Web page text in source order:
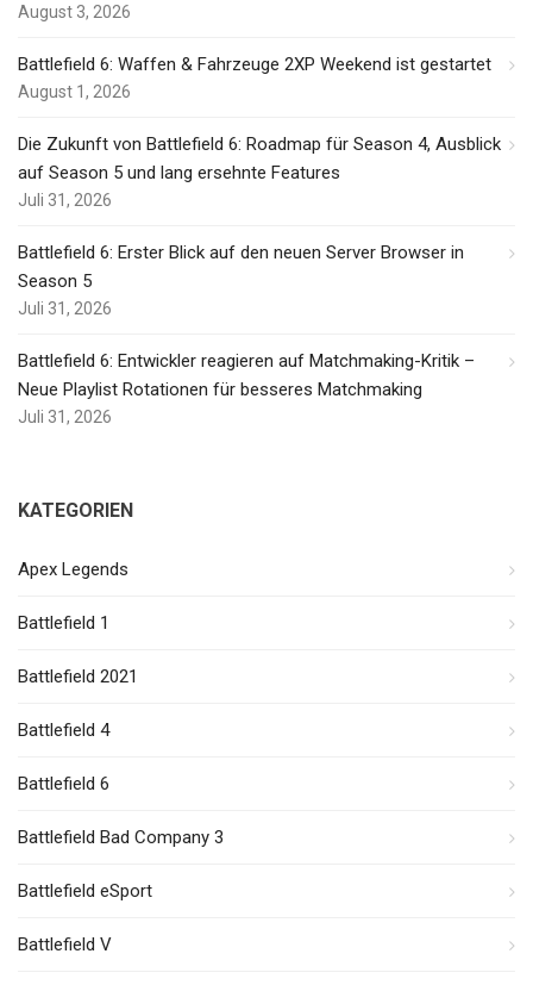
August 3, 2026
Battlefield 6: Waffen & Fahrzeuge 2XP Weekend ist gestartet
August 1, 2026
Die Zukunft von Battlefield 6: Roadmap für Season 4, Ausblick
auf Season 5 und lang ersehnte Features
Juli 31, 2026
Battlefield 6: Erster Blick auf den neuen Server Browser in
Season 5
Juli 31, 2026
Battlefield 6: Entwickler reagieren auf Matchmaking-Kritik –
Neue Playlist Rotationen für besseres Matchmaking
Juli 31, 2026
KATEGORIEN
Apex Legends
Battlefield 1
Battlefield 2021
Battlefield 4
Battlefield 6
Battlefield Bad Company 3
Battlefield eSport
Battlefield V